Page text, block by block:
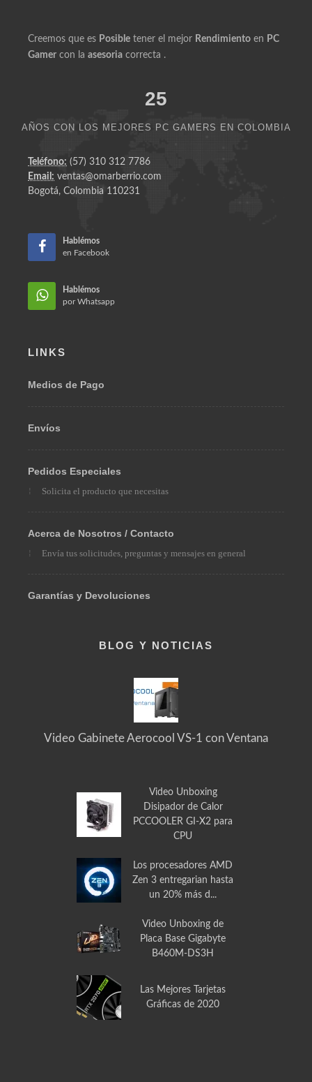
Creemos que es Posible tener el mejor Rendimiento en PC
Gamer con la asesoria correcta .
25
AÑOS CON LOS MEJORES PC GAMERS EN COLOMBIA
Teléfono: (57) 310 312 7786
Email: ventas@omarberrio.com
Bogotá, Colombia 110231
Hablémos
en Facebook
Hablémos
por Whatsapp
LINKS
Medios de Pago
Envíos
Pedidos Especiales
Solicita el producto que necesitas
Acerca de Nosotros / Contacto
Envía tus solicitudes, preguntas y mensajes en general
Garantías y Devoluciones
BLOG Y NOTICIAS
Video Gabinete Aerocool VS-1 con Ventana
Video Unboxing
Disipador de Calor
PCCOOLER GI-X2 para
CPU
Los procesadores AMD
Zen 3 entregarian hasta
un 20% más d...
Video Unboxing de
Placa Base Gigabyte
B460M-DS3H
Las Mejores Tarjetas
Gráficas de 2020